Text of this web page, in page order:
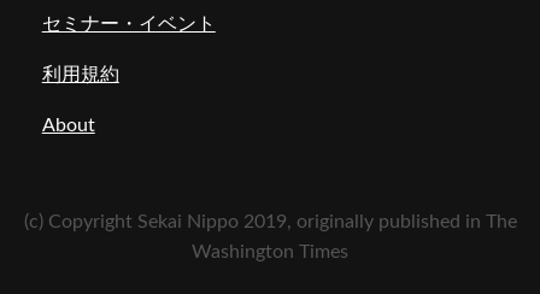
セミナー・イベント
利用規約
About
(c) Copyright Sekai Nippo 2019, originally published in The
Washington Times